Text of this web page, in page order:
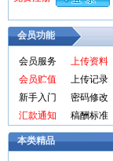
会员功能
会员服务 上传资料
会员贮值
上传记录
新手入门
密码修改
汇款通知
稿酬标准
本类精品